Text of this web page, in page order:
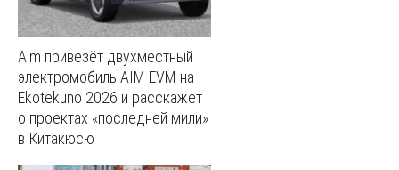
Aim привезёт двухместный
электромобиль AIM EVM на
Ekotekuno 2026 и расскажет
о проектах «последней мили»
в Китакюсю